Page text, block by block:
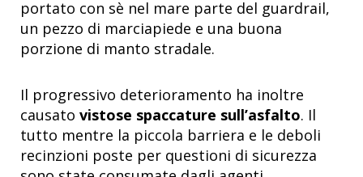
portato con sè nel mare parte del guardrail,
un pezzo di marciapiede e una buona
porzione di manto stradale.
Il progressivo deterioramento ha inoltre
causato vistose spaccature sull’asfalto. Il
tutto mentre la piccola barriera e le deboli
recinzioni poste per questioni di sicurezza